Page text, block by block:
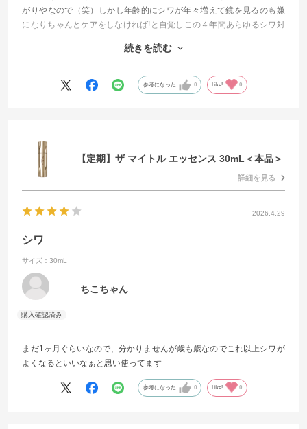
がりやなので（笑）しかし年齢的にシワが年々増えて鏡を見るのも嫌
になりちゃんとケアをしなければ!と自覚しこの４年間あらゆるシワ対
今回もそんな感じで試してみました。
もう他を試したりする事が無くなりました。
これからはずっと使い続けて行きます
続きを読む
参考になった 0 Like! 0
【定期】ザ マイトル エッセンス 30mL＜本品＞
詳細を見る
2026.4.29
シワ
サイズ：30mL
ちこちゃん
まだ1ヶ月ぐらいなので、分かりませんが歳も歳なのでこれ以上シワが
よくなるといいなぁと思い使ってます
参考になった 0 Like! 0